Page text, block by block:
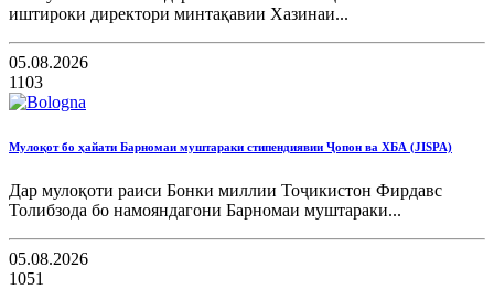
иштироки директори минтақавии Хазинаи...
05.08.2026
1103
Мулоқот бо ҳайати Барномаи муштараки стипендиявии Ҷопон ва ХБА (JISPA)
Дар мулоқоти раиси Бонки миллии Тоҷикистон Фирдавс
Толибзода бо намояндагони Барномаи муштараки...
05.08.2026
1051